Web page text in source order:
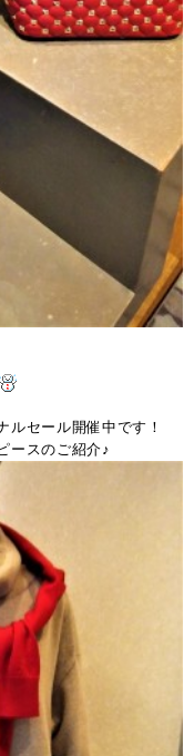
ルセール開催中です！
ースのご紹介♪